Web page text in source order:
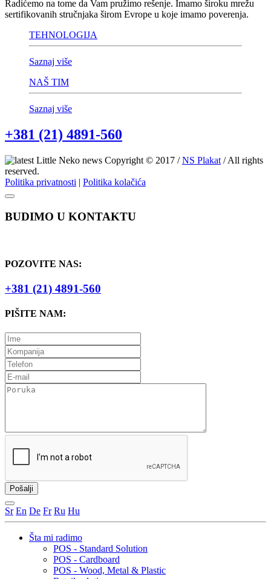
Radićemo na tome da Vam pružimo rešenje. Imamo široku mrežu
sertifikovanih stručnjaka širom Evrope u koje imamo poverenja.
TEHNOLOGIJA
Saznaj više
NAŠ TIM
Saznaj više
+381 (21) 4891-560
Copyright © 2017 /NS Plakat / All rights
reserved.
Politika privatnosti | Politika kolačića
BUDIMO U KONTAKTU
POZOVITE NAS:
+381 (21) 4891-560
PIŠITE NAM:
Sr En De Fr Ru Hu
Šta mi radimo
POS - Standard Solution
POS - Cardboard
POS - Wood, Metal & Plastic